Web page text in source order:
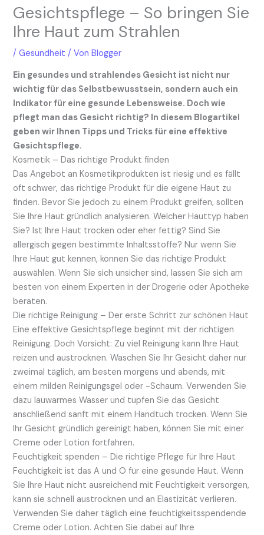
Gesichtspflege – So bringen Sie
Ihre Haut zum Strahlen
/Gesundheit / VonBlogger
Ein gesundes und strahlendes Gesicht ist nicht nur
wichtig für das Selbstbewusstsein, sondern auch ein
Indikator für eine gesunde Lebensweise. Doch wie
pflegt man das Gesicht richtig? In diesem Blogartikel
geben wir Ihnen Tipps und Tricks für eine effektive
Gesichtspflege.
Kosmetik – Das richtige Produkt finden
Das Angebot an Kosmetikprodukten ist riesig und es fällt
oft schwer, das richtige Produkt für die eigene Haut zu
finden. Bevor Sie jedoch zu einem Produkt greifen, sollten
Sie Ihre Haut gründlich analysieren. Welcher Hauttyp haben
Sie? Ist Ihre Haut trocken oder eher fettig? Sind Sie
allergisch gegen bestimmte Inhaltsstoffe? Nur wenn Sie
Ihre Haut gut kennen, können Sie das richtige Produkt
auswählen. Wenn Sie sich unsicher sind, lassen Sie sich am
besten von einem Experten in der Drogerie oder Apotheke
beraten.
Die richtige Reinigung – Der erste Schritt zur schönen Haut
Eine effektive Gesichtspflege beginnt mit der richtigen
Reinigung. Doch Vorsicht: Zu viel Reinigung kann Ihre Haut
reizen und austrocknen. Waschen Sie Ihr Gesicht daher nur
zweimal täglich, am besten morgens und abends, mit
einem milden Reinigungsgel oder -Schaum. Verwenden Sie
dazu lauwarmes Wasser und tupfen Sie das Gesicht
anschließend sanft mit einem Handtuch trocken. Wenn Sie
Ihr Gesicht gründlich gereinigt haben, können Sie mit einer
Creme oder Lotion fortfahren.
Feuchtigkeit spenden – Die richtige Pflege für Ihre Haut
Feuchtigkeit ist das A und O für eine gesunde Haut. Wenn
Sie Ihre Haut nicht ausreichend mit Feuchtigkeit versorgen,
kann sie schnell austrocknen und an Elastizität verlieren.
Verwenden Sie daher täglich eine feuchtigkeitsspendende
Creme oder Lotion. Achten Sie dabei auf Ihre